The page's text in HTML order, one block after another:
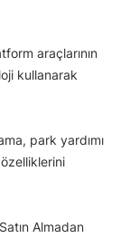
araçlarının
kullanarak
park yardımı
Almadan